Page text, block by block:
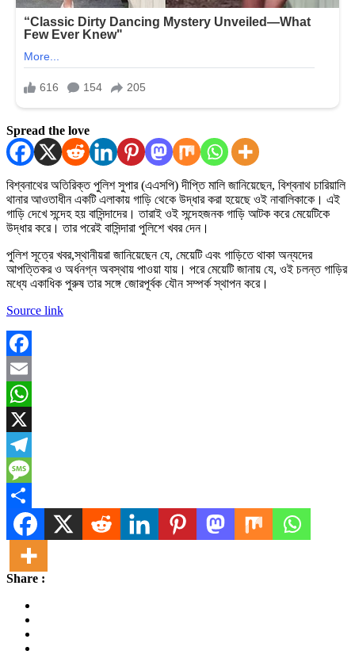
Spread the love
বিশ্বনাথের অতিরিক্ত পুলিশ সুপার (এএসপি) দীপ্তি মালি জানিয়েছেন, বিশ্বনাথ চারিয়ালি
থানার আওতাধীন একটি এলাকায় গাড়ি থেকে উদ্ধার করা হয়েছে ওই নাবালিকাকে। এই
গাড়ি দেখে সন্দেহ হয় বাসিন্দাদের। তারাই ওই সন্দেহজনক গাড়ি আটক করে মেয়েটিকে
উদ্ধার করে। তার পরেই বাসিন্দারা পুলিশে খবর দেন।
পুলিশ সূত্রে খবর,স্থানীয়রা জানিয়েছেন যে, মেয়েটি এবং গাড়িতে থাকা অন্যদের
আপত্তিকর ও অর্ধনগ্ন অবস্থায় পাওয়া যায়। পরে মেয়েটি জানায় যে, ওই চলন্ত গাড়ির
মধ্যে একাধিক পুরুষ তার সঙ্গে জোরপূর্বক যৌন সম্পর্ক স্থাপন করে।
Source link
Facebook
Email
WhatsApp
X
Telegram
Message
Share
Share :